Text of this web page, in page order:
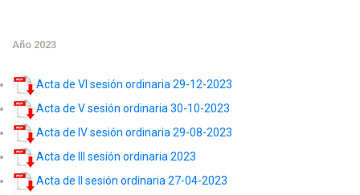
Año 2023
Acta de VI sesión ordinaria 29-12-2023
Acta de V sesión ordinaria 30-10-2023
Acta de IV sesión ordinaria 29-08-2023
Acta de III sesión ordinaria 2023
Acta de II sesión ordinaria 27-04-2023